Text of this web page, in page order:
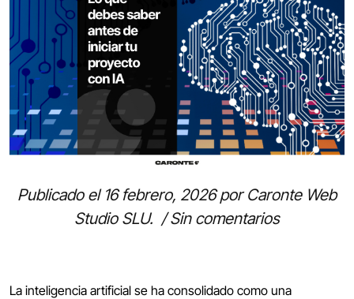
Publicado el 16 febrero, 2026porCaronte Web
Studio SLU. /Sin comentarios
La inteligencia artificial se ha consolidado como una